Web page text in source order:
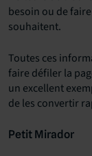
besoin ou de
souhaitent.
Toutes ces
faire défiler la
un excellent
de les convertir
Petit Mirador